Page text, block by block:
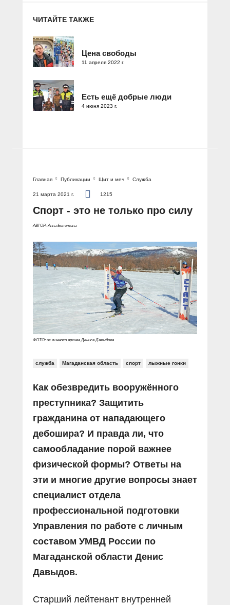
ЧИТАЙТЕ ТАКЖЕ
Цена свободы
11 апреля 2022 г.
Есть ещё добрые люди
4 июня 2023 г.
Главная Публикации Щит и меч Служба
21 марта 2021 г. 1215
Спорт - это не только про силу
АВТОР: Анна Болотина
ФОТО: из личного архива Дениса Давыдова
служба Магаданская область спорт лыжные гонки
Как обезвредить вооружённого
преступника? Защитить
гражданина от нападающего
дебошира? И правда ли, что
самообладание порой важнее
физической формы? Ответы на
эти и многие другие вопросы знает
специалист отдела
профессиональной подготовки
Управления по работе с личным
составом УМВД России по
Магаданской области Денис
Давыдов.
Старший лейтенант внутренней